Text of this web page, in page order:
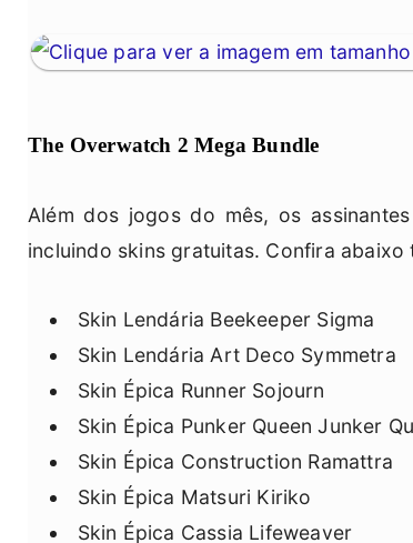
The Overwatch 2 Mega Bundle
Além dos jogos do mês, os
incluindo skins gratuitas. Confira
Skin Lendária Beekeeper Sigma
Skin Lendária Art Deco Symmetra
Skin Épica Runner Sojourn
Skin Épica Punker Queen Junker
Skin Épica Construction Ramattra
Skin Épica Matsuri Kiriko
Skin Épica Cassia Lifeweaver